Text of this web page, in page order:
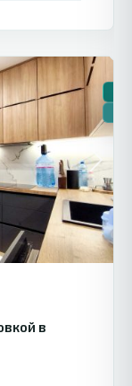
Next
в